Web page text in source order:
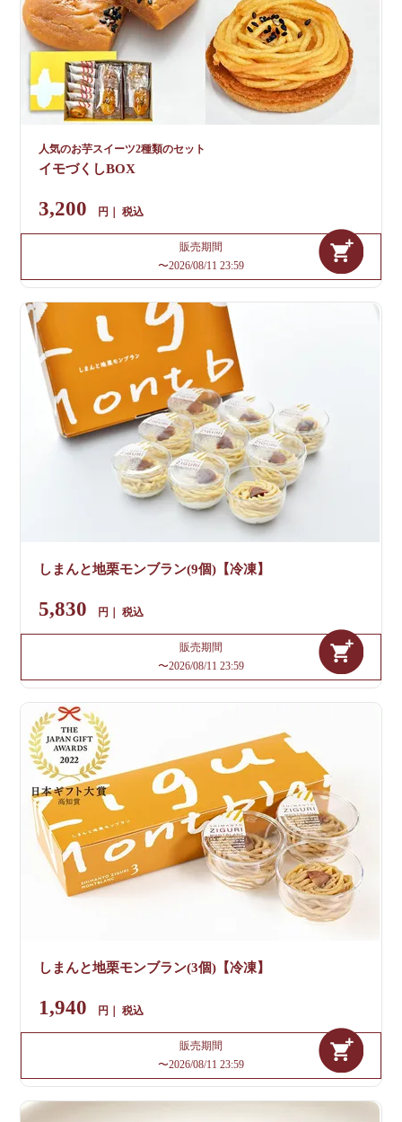
人気のお芋スイーツ2種類のセット
イモづくしBOX
3,200 税込
販売期間
〜2026/08/11 23:59
しまんと地栗モンブラン(9個)【冷凍】
5,830 税込
販売期間
〜2026/08/11 23:59
しまんと地栗モンブラン(3個)【冷凍】
1,940 税込
販売期間
〜2026/08/11 23:59